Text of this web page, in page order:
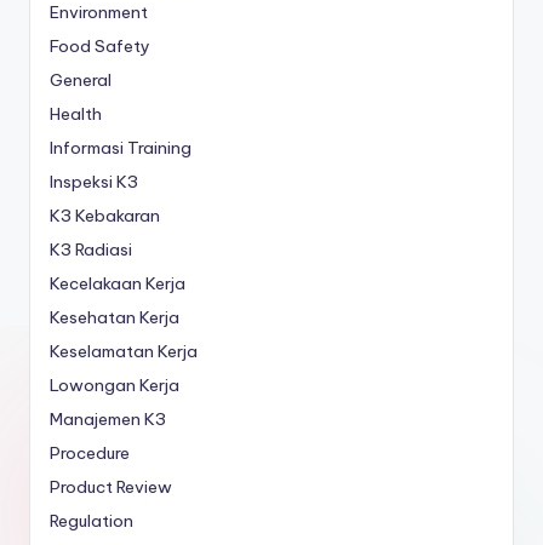
Environment
Food Safety
General
Health
Informasi Training
Inspeksi K3
K3 Kebakaran
K3 Radiasi
Kecelakaan Kerja
Kesehatan Kerja
Keselamatan Kerja
Lowongan Kerja
Manajemen K3
Procedure
Product Review
Regulation